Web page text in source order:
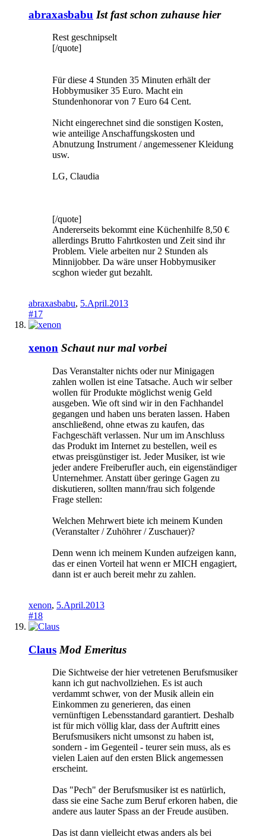
abraxasbabu Ist fast schon zuhause hier
Rest geschnipselt
[/quote]
Für diese 4 Stunden 35 Minuten erhält der
Hobbymusiker 35 Euro. Macht ein
Stundenhonorar von 7 Euro 64 Cent.
Nicht eingerechnet sind die sonstigen Kosten,
wie anteilige Anschaffungskosten und
Abnutzung Instrument / angemessener Kleidung
usw.
LG, Claudia
[/quote]
Andererseits bekommt eine Küchenhilfe 8,50 €
allerdings Brutto Fahrtkosten und Zeit sind ihr
Problem. Viele arbeiten nur 2 Stunden als
Minnijobber. Da wäre unser Hobbymusiker
scghon wieder gut bezahlt.
abraxasbabu, 5.April.2013
#17
xenon Schaut nur mal vorbei
Das Veranstalter nichts oder nur Minigagen
zahlen wollen ist eine Tatsache. Auch wir selber
wollen für Produkte möglichst wenig Geld
ausgeben. Wie oft sind wir in den Fachhandel
gegangen und haben uns beraten lassen. Haben
anschließend, ohne etwas zu kaufen, das
Fachgeschäft verlassen. Nur um im Anschluss
das Produkt im Internet zu bestellen, weil es
etwas preisgünstiger ist. Jeder Musiker, ist wie
jeder andere Freiberufler auch, ein eigenständiger
Unternehmer. Anstatt über geringe Gagen zu
diskutieren, sollten mann/frau sich folgende
Frage stellen:
Welchen Mehrwert biete ich meinem Kunden
(Veranstalter / Zuhöhrer / Zuschauer)?
Denn wenn ich meinem Kunden aufzeigen kann,
das er einen Vorteil hat wenn er MICH engagiert,
dann ist er auch bereit mehr zu zahlen.
xenon, 5.April.2013
#18
Claus Mod Emeritus
Die Sichtweise der hier vetretenen Berufsmusiker
kann ich gut nachvollziehen. Es ist auch
verdammt schwer, von der Musik allein ein
Einkommen zu generieren, das einen
vernünftigen Lebensstandard garantiert. Deshalb
ist für mich völlig klar, dass der Auftritt eines
Berufsmusikers nicht umsonst zu haben ist,
sondern - im Gegenteil - teurer sein muss, als es
vielen Laien auf den ersten Blick angemessen
erscheint.
Das "Pech" der Berufsmusiker ist es natürlich,
dass sie eine Sache zum Beruf erkoren haben, die
andere aus lauter Spass an der Freude ausüben.
Das ist dann vielleicht etwas anders als bei